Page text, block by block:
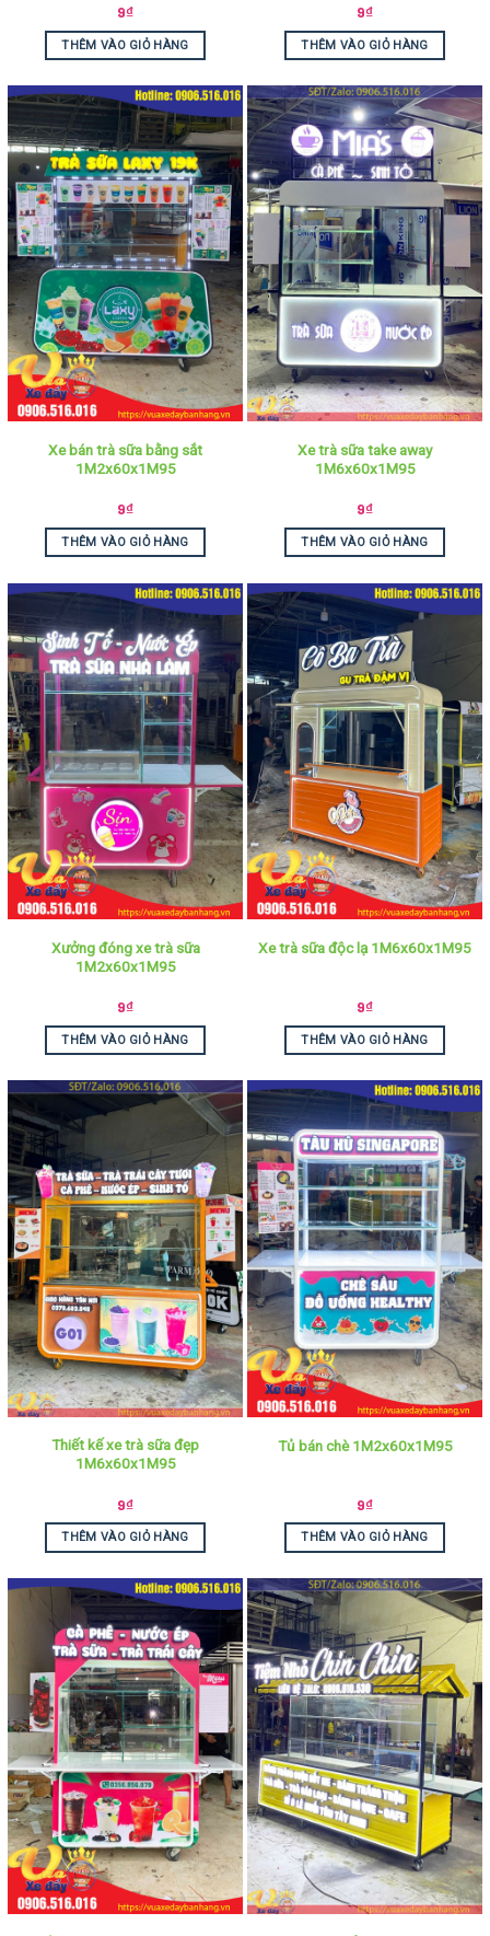
9₫
THÊM VÀO GIỎ HÀNG
9₫
THÊM VÀO GIỎ HÀNG
Xe bán trà sữa bằng sắt
1M2x60x1M95
9₫
THÊM VÀO GIỎ HÀNG
Xe trà sữa take away
1M6x60x1M95
9₫
THÊM VÀO GIỎ HÀNG
Xưởng đóng xe trà sữa
1M2x60x1M95
9₫
THÊM VÀO GIỎ HÀNG
Xe trà sữa độc lạ 1M6x60x1M95
9₫
THÊM VÀO GIỎ HÀNG
Thiết kế xe trà sữa đẹp
1M6x60x1M95
9₫
THÊM VÀO GIỎ HÀNG
Tủ bán chè 1M2x60x1M95
9₫
THÊM VÀO GIỎ HÀNG